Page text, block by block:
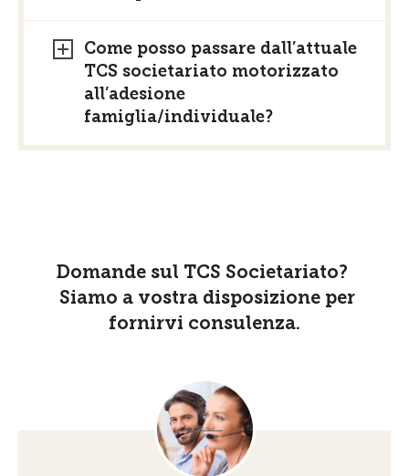
Come posso passare dall’attuale
TCS societariato motorizzato
all’adesione
famiglia/individuale?
Domande sul TCS Societariato?
Siamo a vostra disposizione per
fornirvi consulenza.